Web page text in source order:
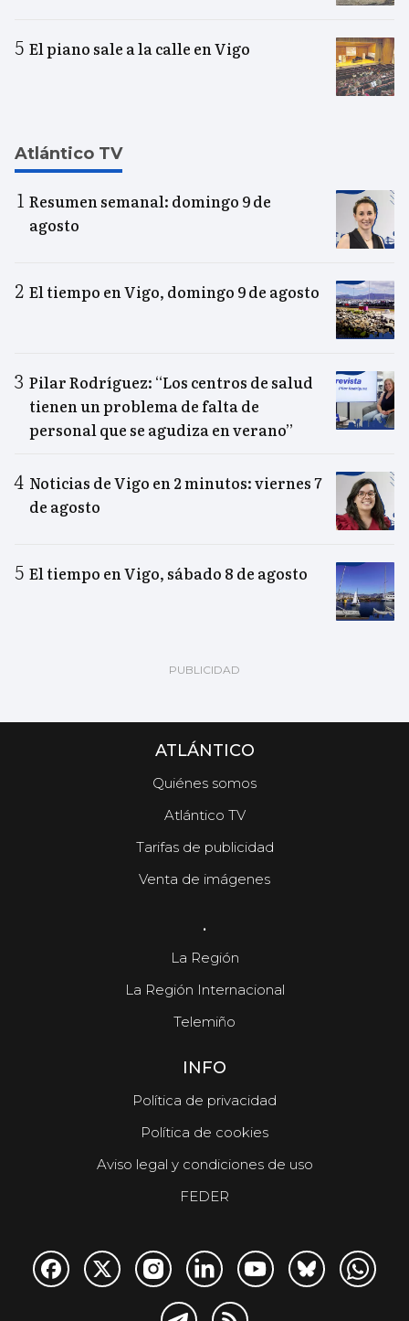
El piano sale a la calle en Vigo
Atlántico TV
Resumen semanal: domingo 9 de
agosto
El tiempo en Vigo, domingo 9 de agosto
Pilar Rodríguez: “Los centros de salud
tienen un problema de falta de
personal que se agudiza en verano”
Noticias de Vigo en 2 minutos: viernes 7
de agosto
El tiempo en Vigo, sábado 8 de agosto
ATLÁNTICO
Quiénes somos
Atlántico TV
Tarifas de publicidad
Venta de imágenes
.
La Región
La Región Internacional
Telemiño
INFO
Política de privacidad
Política de cookies
Aviso legal y condiciones de uso
FEDER